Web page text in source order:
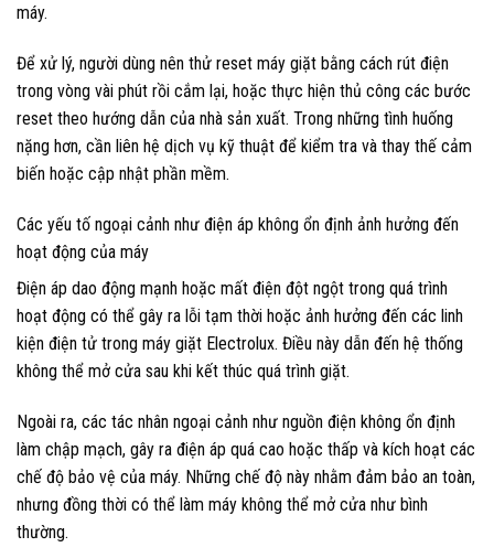
máy.
Để xử lý, người dùng nên thử reset máy giặt bằng cách rút điện
trong vòng vài phút rồi cắm lại, hoặc thực hiện thủ công các bước
reset theo hướng dẫn của nhà sản xuất. Trong những tình huống
nặng hơn, cần liên hệ dịch vụ kỹ thuật để kiểm tra và thay thế cảm
biến hoặc cập nhật phần mềm.
Các yếu tố ngoại cảnh như điện áp không ổn định ảnh hưởng đến
hoạt động của máy
Điện áp dao động mạnh hoặc mất điện đột ngột trong quá trình
hoạt động có thể gây ra lỗi tạm thời hoặc ảnh hưởng đến các linh
kiện điện tử trong máy giặt Electrolux. Điều này dẫn đến hệ thống
không thể mở cửa sau khi kết thúc quá trình giặt.
Ngoài ra, các tác nhân ngoại cảnh như nguồn điện không ổn định
làm chập mạch, gây ra điện áp quá cao hoặc thấp và kích hoạt các
chế độ bảo vệ của máy. Những chế độ này nhằm đảm bảo an toàn,
nhưng đồng thời có thể làm máy không thể mở cửa như bình
thường.